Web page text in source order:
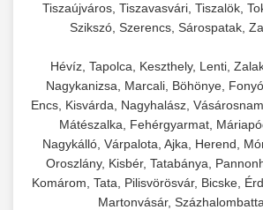
chef-
Tiszaújváros, Tiszavasvári, Tiszalök,
Szikszó, Szerencs, Sárospatak,
Hévíz, Tapolca, Keszthely, Lenti,
Nagykanizsa, Marcali, Böhönye,
Encs, Kisvárda, Nagyhalász,
Mátészalka, Fehérgyarmat,
Nagykálló, Várpalota, Ajka, Herend,
Oroszlány, Kisbér, Tatabánya,
Komárom, Tata, Pilisvörösvár, Bicske,
Martonvásár,